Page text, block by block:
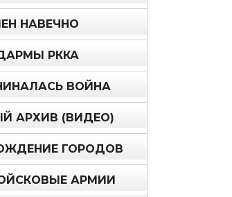
НАВЕЧНО
РККА
ВОЙНА
АРХИВ (ВИДЕО)
ГОРОДОВ
АРМИИ